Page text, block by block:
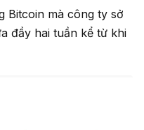
Bitcoin mà công ty sở
đầy hai tuần kể từ khi